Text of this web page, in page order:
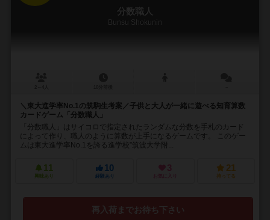
分数職人
Bunsu Shokunin
＼東大進学率No.1の筑駒生考案／子供と大人が一緒に遊べる知育算数
カードゲーム「分数職人」
「分数職人」はサイコロで指定されたランダムな分数を手札のカード
によって作り、職人のように算数が上手になるゲームです。 このゲー
ムは東大進学率No.1を誇る進学校”筑波大学附...
11
興味あり
10
経験あり
3
お気に入り
21
持ってる
再入荷までお待ち下さい